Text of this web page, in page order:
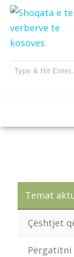
Temat
Çështjet
Përgatitni